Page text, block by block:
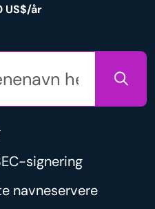
US$/år
signering
navneservere